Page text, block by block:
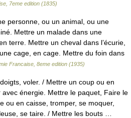
7eme edition (1835)
personne, ou un animal, ou une
Mettre un malade dans une
terre. Mettre un cheval dans l’écurie,
cage, en cage. Mettre du foin dans
Francaise, 8eme edition (1935)
voler. / Mettre un coup ou en
énergie. Mettre le paquet, Faire le
ou en caisse, tromper, se moquer,
se taire. / Mettre les bouts …